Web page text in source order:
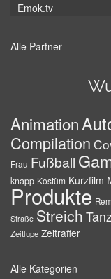
Emok.tv
Alle Partner
Animation
Compilation
Frau Fußball
knapp Kostüm Kurzfilm
Produkte
Straße Streich
Zeitlupe Zeitraffer
Alle Kategorien